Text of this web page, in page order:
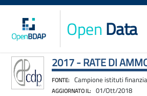
Open Data
2017 - RATE DI
FONTE: Campione istituti
AGGIORNATO IL: 01/Ott/2018